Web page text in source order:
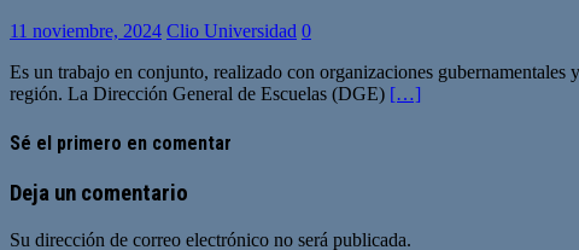
11 noviembre, 2024 Clio Universidad 0
Es un trabajo en conjunto, realizado con organizaciones
región. La Dirección General de Escuelas (DGE) […]
Sé el primero en comentar
Deja un comentario
Su dirección de correo electrónico no será publicada.